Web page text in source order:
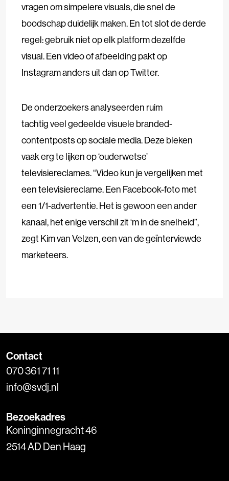
vragen om simpelere visuals, die snel de
boodschap duidelijk maken. En tot slot de derde
regel: gebruik niet op elk platform dezelfde
visual. Een video of afbeelding pakt op
Instagram anders uit dan op Twitter.
De onderzoekers analyseerden ruim
tachtig veel gedeelde visuele branded-
contentposts op sociale media. Deze bleken
vaak erg te lijken op ‘ouderwetse’
televisiereclames. “Video kun je vergelijken met
een televisiereclame. Een Facebook-foto met
een 1/1-advertentie. Het is gewoon een ander
kanaal, het enige verschil zit ‘m in de snelheid”,
zegt Kim van Velzen, een van de geïnterviewde
marketeers.
Contact
070 361 71 11
info@svdj.nl
Bezoekadres
Koninginnegracht 46
2514 AD Den Haag